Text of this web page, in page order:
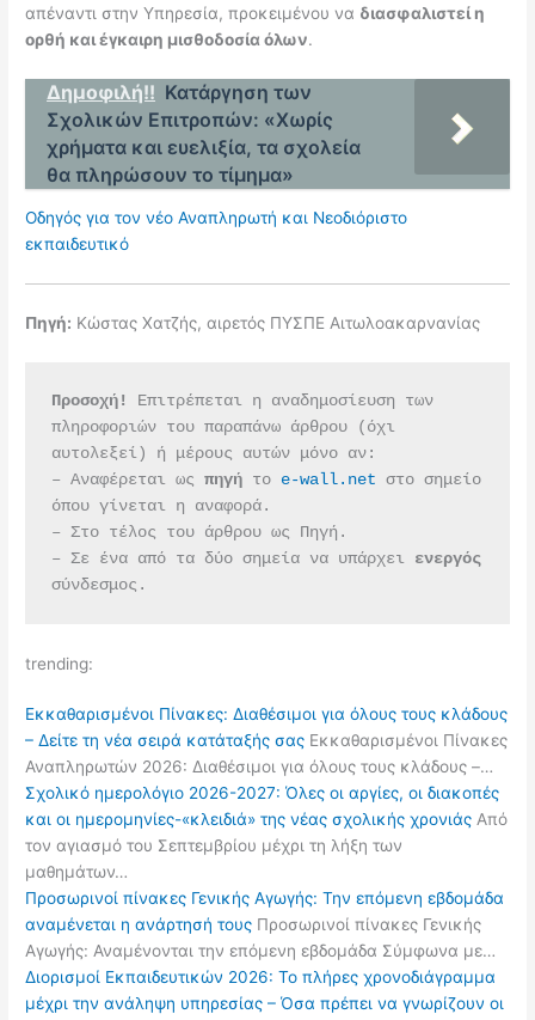
απέναντι στην Υπηρεσία, προκειμένου να διασφαλιστεί η
ορθή και έγκαιρη μισθοδοσία όλων.
Δημοφιλή!! Κατάργηση των
Σχολικών Επιτροπών: «Χωρίς
χρήματα και ευελιξία, τα σχολεία
θα πληρώσουν το τίμημα»
Οδηγός για τον νέο Αναπληρωτή και Νεοδιόριστο
εκπαιδευτικό
Πηγή: Κώστας Χατζής, αιρετός ΠΥΣΠΕ Αιτωλοακαρνανίας
Προσοχή!
Επιτρέπεται η αναδημοσίευση των
πληροφοριών του παραπάνω άρθρου (όχι
αυτολεξεί) ή μέρους αυτών μόνο αν:
– Αναφέρεται ως πηγή το e-wall.net στο σημείο
όπου γίνεται η αναφορά.
– Στο τέλος του άρθρου ως Πηγή.
– Σε ένα από τα δύο σημεία να υπάρχει
σύνδεσμος.
trending:
Εκκαθαρισμένοι Πίνακες: Διαθέσιμοι για όλους τους κλάδους
– Δείτε τη νέα σειρά κατάταξής σας Εκκαθαρισμένοι Πίνακες
Αναπληρωτών 2026: Διαθέσιμοι για όλους τους κλάδους –…
Σχολικό ημερολόγιο 2026-2027: Όλες οι αργίες, οι διακοπές
και οι ημερομηνίες-«κλειδιά» της νέας σχολικής χρονιάς Από
τον αγιασμό του Σεπτεμβρίου μέχρι τη λήξη των
μαθημάτων…
Προσωρινοί πίνακες Γενικής Αγωγής: Την επόμενη εβδομάδα
αναμένεται η ανάρτησή τους Προσωρινοί πίνακες Γενικής
Αγωγής: Αναμένονται την επόμενη εβδομάδα Σύμφωνα με…
Διορισμοί Εκπαιδευτικών 2026: Το πλήρες χρονοδιάγραμμα
μέχρι την ανάληψη υπηρεσίας – Όσα πρέπει να γνωρίζουν οι